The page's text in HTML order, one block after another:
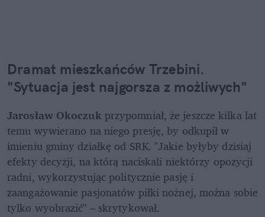
Dramat mieszkańców Trzebini.
"Sytuacja jest najgorsza z możliwych"
Jarosław Okoczuk przypomniał, że jeszcze kilka lat
temu wywierano na niego presję, by odkupił w
imieniu gminy działkę od SRK. "Jakie byłyby dzisiaj
efekty decyzji, na którą naciskali niektórzy opozycji
radni, wykorzystując politycznie pasję i
zaangażowanie pasjonatów piłki nożnej, można sobie
tylko wyobrazić" – skrytykował.